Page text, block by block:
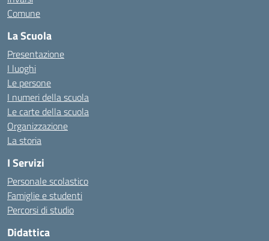
Comune
La Scuola
Presentazione
I luoghi
Le persone
I numeri della scuola
Le carte della scuola
Organizzazione
La storia
I Servizi
Personale scolastico
Famiglie e studenti
Percorsi di studio
Didattica